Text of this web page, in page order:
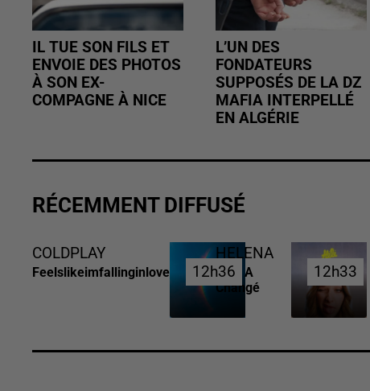
IL TUE SON FILS ET
ENVOIE DES PHOTOS
À SON EX-
COMPAGNE À NICE
L’UN DES
FONDATEURS
SUPPOSÉS DE LA DZ
MAFIA INTERPELLÉ
EN ALGÉRIE
RÉCEMMENT DIFFUSÉ
COLDPLAY
Feelslikeimfallinginlove 12h36
12h36
HELENA
Tout A
Changé
12h33
12h33